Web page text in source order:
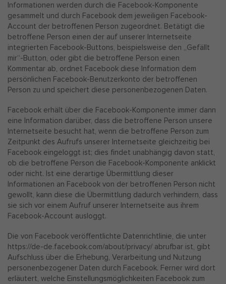
Informationen werden durch die Facebook-Komponente
gesammelt und durch Facebook dem jeweiligen Facebook-
Account der betroffenen Person zugeordnet. Betätigt die
betroffene Person einen der auf unserer Internetseite
integrierten Facebook-Buttons, beispielsweise den „Gefällt
mir“-Button, oder gibt die betroffene Person einen
Kommentar ab, ordnet Facebook diese Information dem
persönlichen Facebook-Benutzerkonto der betroffenen
Person zu und speichert diese personenbezogenen Daten.
Facebook erhält über die Facebook-Komponente immer dann
eine Information darüber, dass die betroffene Person unsere
Internetseite besucht hat, wenn die betroffene Person zum
Zeitpunkt des Aufrufs unserer Internetseite gleichzeitig bei
Facebook eingeloggt ist; dies findet unabhängig davon statt,
ob die betroffene Person die Facebook-Komponente anklickt
oder nicht. Ist eine derartige Übermittlung dieser
Informationen an Facebook von der betroffenen Person nicht
gewollt, kann diese die Übermittlung dadurch verhindern, dass
sie sich vor einem Aufruf unserer Internetseite aus ihrem
Facebook-Account ausloggt.
Die von Facebook veröffentlichte Datenrichtlinie, die unter
https://de-de.facebook.com/about/privacy/ abrufbar ist, gibt
Aufschluss über die Erhebung, Verarbeitung und Nutzung
personenbezogener Daten durch Facebook. Ferner wird dort
erläutert, welche Einstellungsmöglichkeiten Facebook zum